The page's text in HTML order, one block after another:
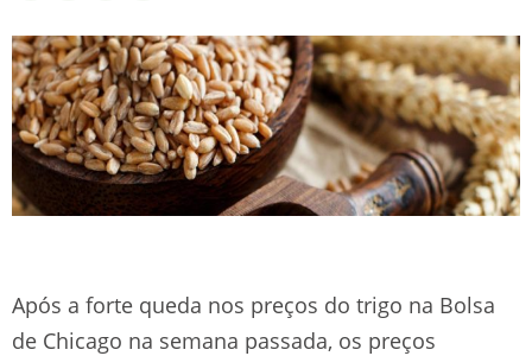
Após a forte queda nos preços do trigo na Bolsa
de Chicago na semana passada, os preços